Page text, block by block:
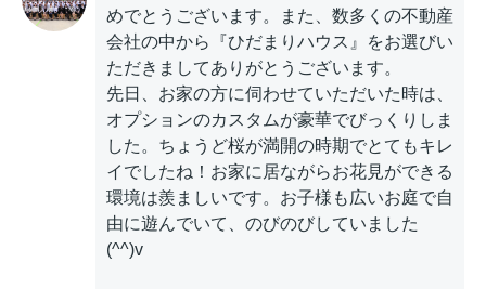
めでとうございます。また、数多くの不動産
会社の中から『ひだまりハウス』をお選びい
ただきましてありがとうございます。
先日、お家の方に伺わせていただいた時は、
オプションのカスタムが豪華でびっくりしま
した。ちょうど桜が満開の時期でとてもキレ
イでしたね！お家に居ながらお花見ができる
環境は羨ましいです。お子様も広いお庭で自
由に遊んでいて、のびのびしていました
(^^)v